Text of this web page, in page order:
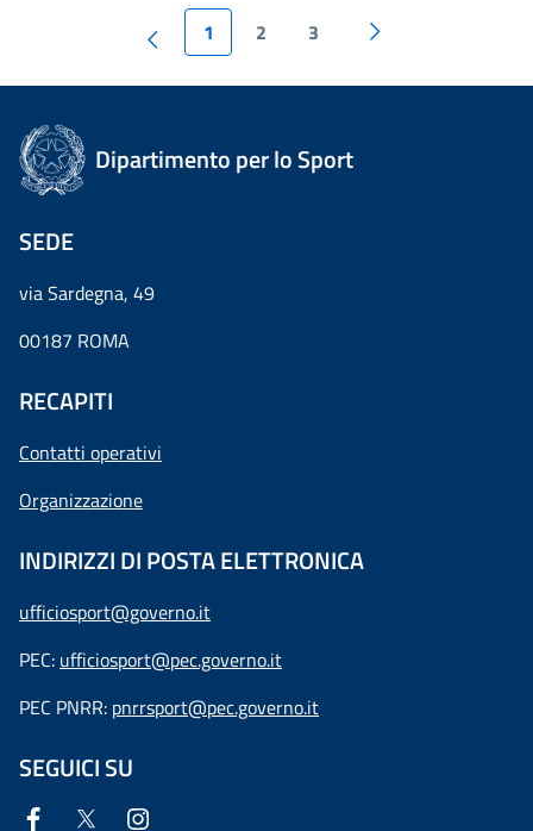
1 2 3
Dipartimento per lo Sport
SEDE
via Sardegna, 49
00187 ROMA
RECAPITI
Contatti operativi
Organizzazione
INDIRIZZI DI POSTA ELETTRONICA
ufficiosport@governo.it
PEC: ufficiosport@pec.governo.it
PEC PNRR: pnrrsport@pec.governo.it
SEGUICI SU